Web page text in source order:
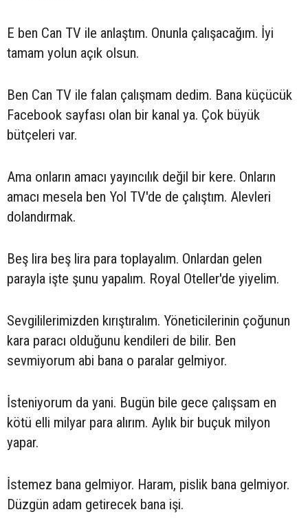
E ben Can TV ile anlaştım. Onunla çalışacağım. İyi
tamam yolun açık olsun.
Ben Can TV ile falan çalışmam dedim. Bana küçücük
Facebook sayfası olan bir kanal ya. Çok büyük
bütçeleri var.
Ama onların amacı yayıncılık değil bir kere. Onların
amacı mesela ben Yol TV'de de çalıştım. Alevleri
dolandırmak.
Beş lira beş lira para toplayalım. Onlardan gelen
parayla işte şunu yapalım. Royal Oteller'de yiyelim.
Sevgililerimizden kırıştıralım. Yöneticilerinin çoğunun
kara paracı olduğunu kendileri de bilir. Ben
sevmiyorum abi bana o paralar gelmiyor.
İsteniyorum da yani. Bugün bile gece çalışsam en
kötü elli milyar para alırım. Aylık bir buçuk milyon
yapar.
İstemez bana gelmiyor. Haram, pislik bana gelmiyor.
Düzgün adam getirecek bana işi.